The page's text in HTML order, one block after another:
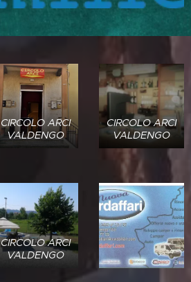
CIRCOLO ARCI
VALDENGO
CIRCOLO ARCI
VALDENGO
CIRCOLO ARCI
VALDENGO